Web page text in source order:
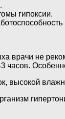
гипоксии.
врачи не
высокой